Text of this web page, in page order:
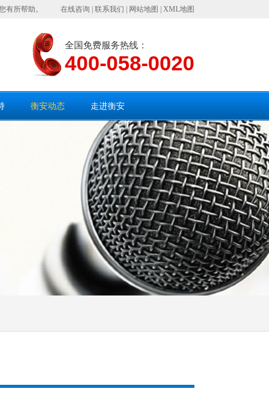
有所帮助。 在线咨询 联系我们 网站地图 XML地图
全国免费服务热线：
400-058-0020
衡安动态 走进衡安